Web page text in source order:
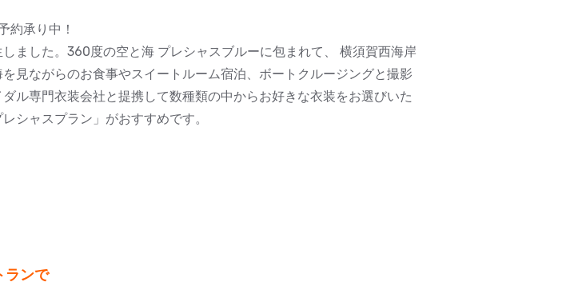
約承り中！
ました。360度の空と海 プレシャスブルーに包まれて、 横須賀西海岸
見ながらのお食事やスイートルーム宿泊、ボートクルージングと撮影
ル専門衣装会社と提携して数種類の中からお好きな衣装をお選びいた
シャスプラン」がおすすめです。
ランで